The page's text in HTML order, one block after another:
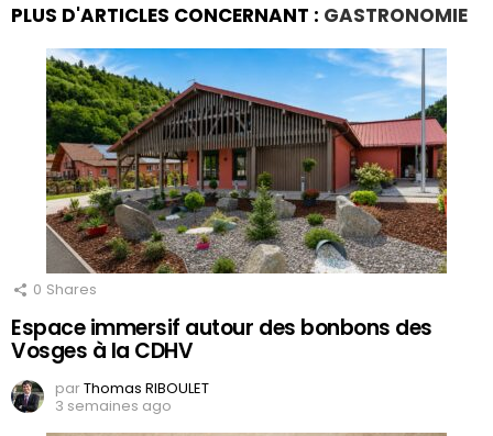
PLUS D'ARTICLES CONCERNANT : GASTRONOMIE
0 Shares
Espace immersif autour des bonbons des
Vosges à la CDHV
parThomas RIBOULET
3 semaines ago